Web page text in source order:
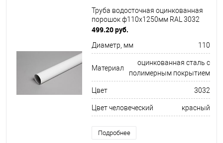
Труба водосточная оцинкованная
порошок ф110х1250мм RAL 3032
499.20 руб.
Диаметр, мм 110
Материал
оцинкованная сталь с
полимерным покрытием
Цвет 3032
Цвет человеческий красный
Подробнее